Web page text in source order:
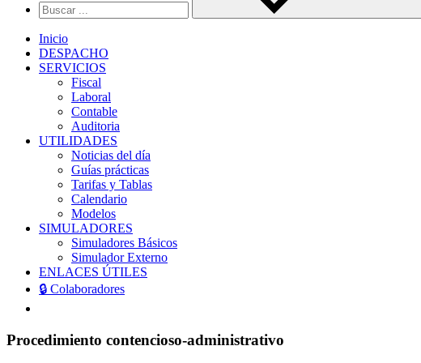
Inicio
DESPACHO
SERVICIOS
Fiscal
Laboral
Contable
Auditoria
UTILIDADES
Noticias del día
Guías prácticas
Tarifas y Tablas
Calendario
Modelos
SIMULADORES
Simuladores Básicos
Simulador Externo
ENLACES ÚTILES
🔒 Colaboradores
Procedimiento contencioso-administrativo